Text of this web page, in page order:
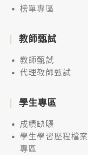
榜單專區
教師甄試
教師甄試
代理教師甄試
學生專區
成績缺曠
學生學習歷程檔案
專區